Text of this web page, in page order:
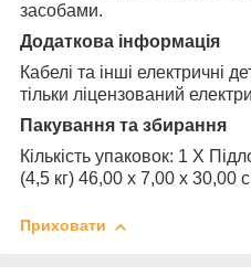
засобами.
Додаткова інформація
Кабелі та інші електричні
тільки ліцензований
Пакування та збирання
Кількість упаковок: 1 X
(4,5 кг) 46,00 x 7,00 x
Приховати